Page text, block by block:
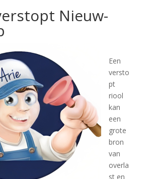
Nieuw-
Een
versto
pt
riool
kan
een
grote
bron
van
overla
st en